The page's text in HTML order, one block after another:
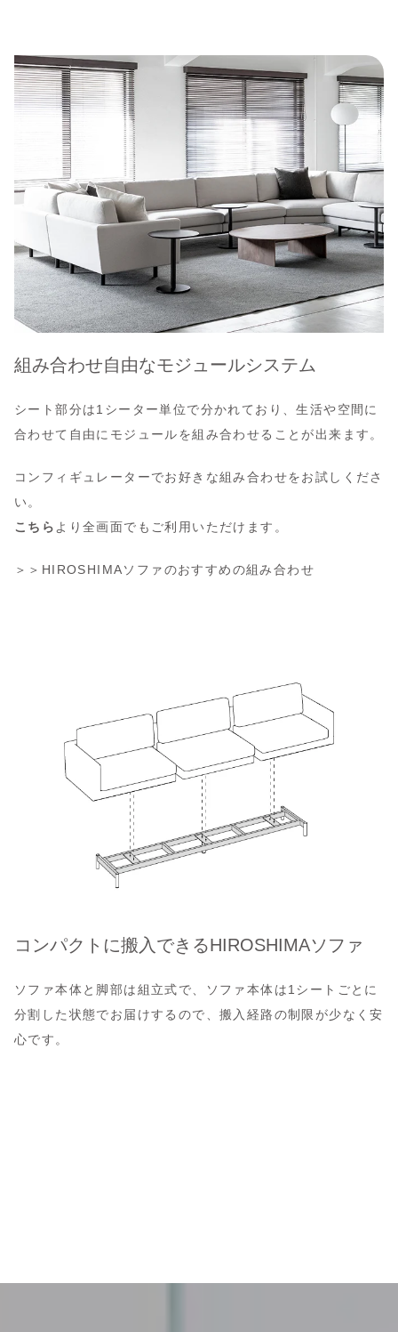
組み合わせ自由なモジュールシステム
シート部分は1シーター単位で分かれており、生活や空間に
合わせて自由にモジュールを組み合わせることが出来ます。
コンフィギュレーターでお好きな組み合わせをお試しくださ
い。
こちら より全画面でもご利用いただけます。
＞＞ HIROSHIMAソファのおすすめの組み合わせ
コンパクトに搬入できるHIROSHIMAソファ
ソファ本体と脚部は組立式で、ソファ本体は1シートごとに
分割した状態でお届けするので、搬入経路の制限が少なく安
心です。